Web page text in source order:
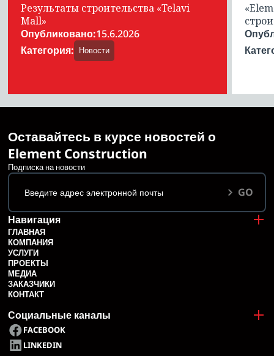
Результаты строительства «Telavi
Mall»
Опубликовано:15.6.2026
Категория: Новости
Оставайтесь в курсе новостей о
Element Construction
Подписка на новости
GO
Навигация
ГЛАВНАЯ
КОМПАНИЯ
УСЛУГИ
ПРОЕКТЫ
МЕДИА
ЗАКАЗЧИКИ
КОНТАКТ
Социальные каналы
FACEBOOK
LINKEDIN